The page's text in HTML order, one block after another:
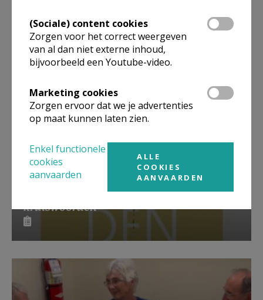
Lanceringsavond boek Zeven
kruiswoorden
(Sociale) content cookies
Zorgen voor het correct weergeven
van al dan niet externe inhoud,
bijvoorbeeld een Youtube-video.
Marketing cookies
Zorgen ervoor dat we je advertenties
op maat kunnen laten zien.
Enkel functionele
cookies
aanvaarden
ALLE
COOKIES
AANVAARDEN